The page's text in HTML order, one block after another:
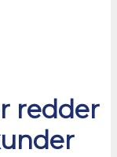
redder